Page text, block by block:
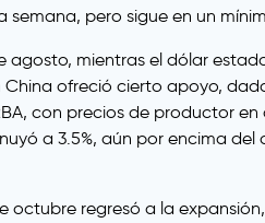
pero sigue en un
mientras el dólar
ofreció cierto apoyo,
con precios de productor
a 3.5%, aún por encima del
octubre regresó a la